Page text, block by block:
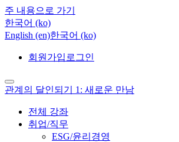
주 내용으로 가기
한국어 ‎(ko)‎
English ‎(en)‎한국어 ‎(ko)‎
회원가입 로그인
관계의 달인되기 1: 새로운 만남
전체 강좌
취업/직무
ESG/윤리경영